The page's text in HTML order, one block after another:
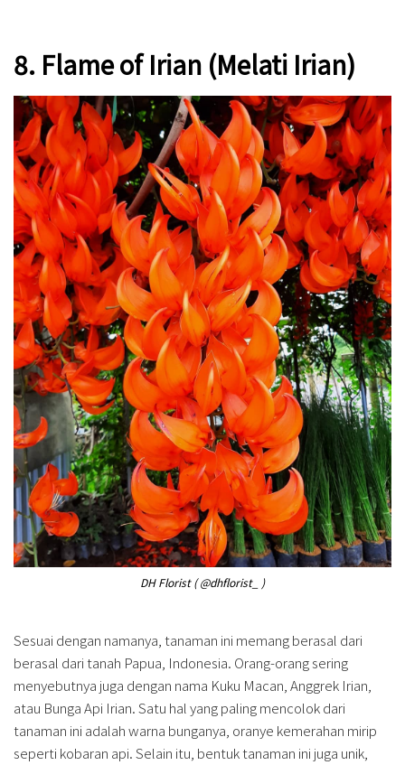
8. Flame of Irian (Melati Irian)
DH Florist ( @dhflorist_ )
Sesuai dengan namanya, tanaman ini memang berasal dari
berasal dari tanah Papua, Indonesia. Orang-orang sering
menyebutnya juga dengan nama Kuku Macan, Anggrek Irian,
atau Bunga Api Irian. Satu hal yang paling mencolok dari
tanaman ini adalah warna bunganya, oranye kemerahan mirip
seperti kobaran api. Selain itu, bentuk tanaman ini juga unik,